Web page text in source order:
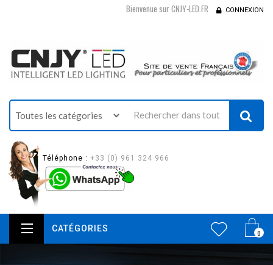
Bienvenue sur CNJY-LED.FR CONNEXION
Téléphone : +33 (0) 961 324 966
0
CATÉGORIES